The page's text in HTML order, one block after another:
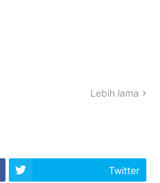
Lebih lama
Twitter